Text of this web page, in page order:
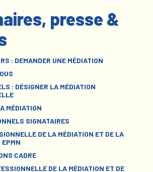
presse &
: DEMANDER UNE MÉDIATION
: DÉSIGNER LA MÉDIATION
MÉDIATION
SIGNATAIRES
DE LA MÉDIATION ET DE LA
EPMN
CADRE
DE LA MÉDIATION ET DE